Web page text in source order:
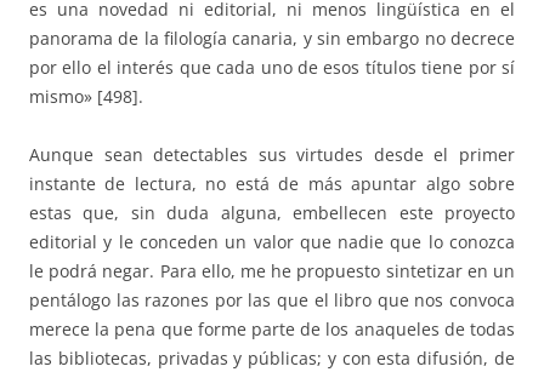
es una novedad ni editorial, ni menos lingüística en el
panorama de la filología canaria, y sin embargo no decrece
por ello el interés que cada uno de esos títulos tiene por sí
mismo» [498].
Aunque sean detectables sus virtudes desde el primer
instante de lectura, no está de más apuntar algo sobre
estas que, sin duda alguna, embellecen este proyecto
editorial y le conceden un valor que nadie que lo conozca
le podrá negar. Para ello, me he propuesto sintetizar en un
pentálogo las razones por las que el libro que nos convoca
merece la pena que forme parte de los anaqueles de todas
las bibliotecas, privadas y públicas; y con esta difusión, de